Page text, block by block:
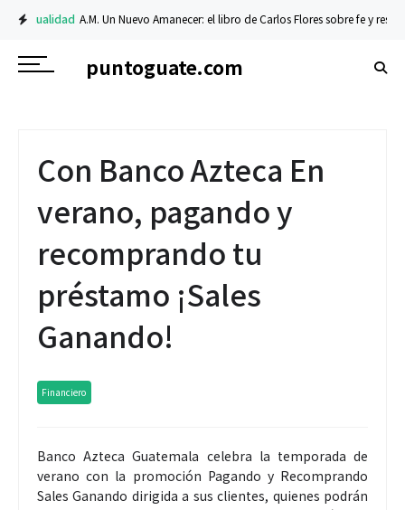
A.M. Un Nuevo Amanecer: el libro de Carlos Flores sobre fe y resiliencia
puntoguate.com
Con Banco Azteca En
verano, pagando y
recomprando tu
préstamo ¡Sales
Ganando!
Financiero
Banco Azteca Guatemala celebra la temporada de
verano con la promoción Pagando y Recomprando
Sales Ganando dirigida a sus clientes, quienes podrán